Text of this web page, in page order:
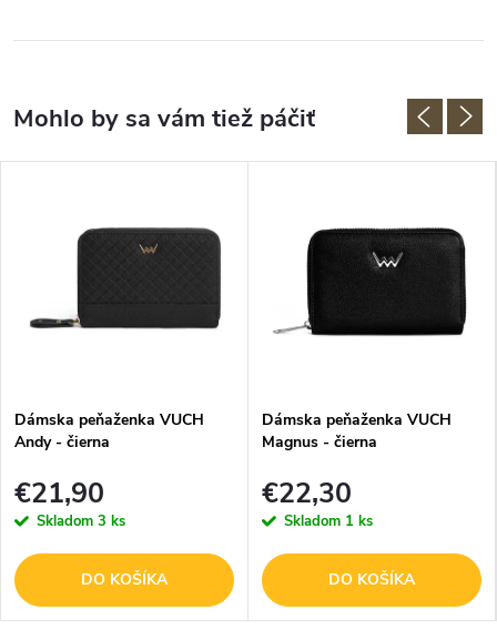
Dámska peňaženka VUCH
Andy - čierna
€21,90
Skladom 3 ks
DO KOŠÍKA
Dámska peňaženka VUCH
Magnus - čierna
€22,30
Skladom 1 ks
DO KOŠÍKA